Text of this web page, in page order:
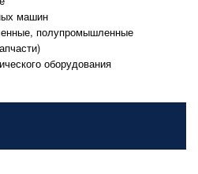
машин
полупромышленные
оборудования